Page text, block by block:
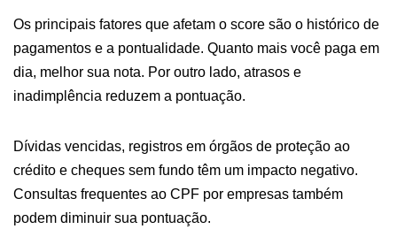
Os principais fatores que afetam o score são o histórico de
pagamentos e a pontualidade. Quanto mais você paga em
dia, melhor sua nota. Por outro lado, atrasos e
inadimplência reduzem a pontuação.
Dívidas vencidas, registros em órgãos de proteção ao
crédito e cheques sem fundo têm um impacto negativo.
Consultas frequentes ao CPF por empresas também
podem diminuir sua pontuação.